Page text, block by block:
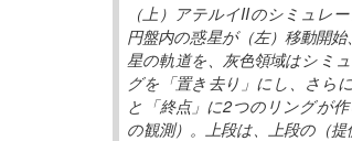
（上）アテルイIIのシミュレ
円盤内の惑星が（左）移動開
星の軌道を、灰色領域はシミ
グを「置き去り」にし、さら
と「終点」に2つのリングが
の観測）。上段は、上段の（